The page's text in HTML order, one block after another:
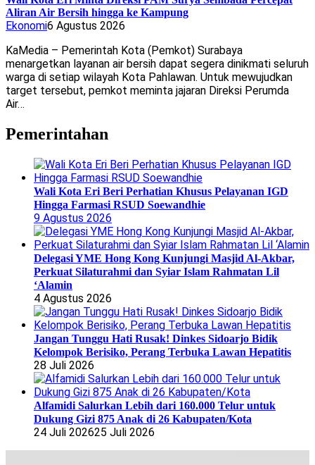
Aliran Air Bersih hingga ke Kampung
Ekonomi6 Agustus 2026
KaMedia – Pemerintah Kota (Pemkot) Surabaya
menargetkan layanan air bersih dapat segera dinikmati seluruh
warga di setiap wilayah Kota Pahlawan. Untuk mewujudkan
target tersebut, pemkot meminta jajaran Direksi Perumda
Air…
Pemerintahan
Wali Kota Eri Beri Perhatian Khusus Pelayanan IGD
Hingga Farmasi RSUD Soewandhie
9 Agustus 2026
Delegasi YME Hong Kong Kunjungi Masjid Al-Akbar,
Perkuat Silaturahmi dan Syiar Islam Rahmatan Lil
‘Alamin
4 Agustus 2026
Jangan Tunggu Hati Rusak! Dinkes Sidoarjo Bidik
Kelompok Berisiko, Perang Terbuka Lawan Hepatitis
28 Juli 2026
Alfamidi Salurkan Lebih dari 160.000 Telur untuk
Dukung Gizi 875 Anak di 26 Kabupaten/Kota
24 Juli 202625 Juli 2026